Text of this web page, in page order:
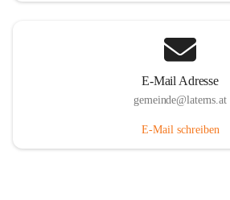
E-Mail Adresse
gemeinde@laterns.at
E-Mail schreiben